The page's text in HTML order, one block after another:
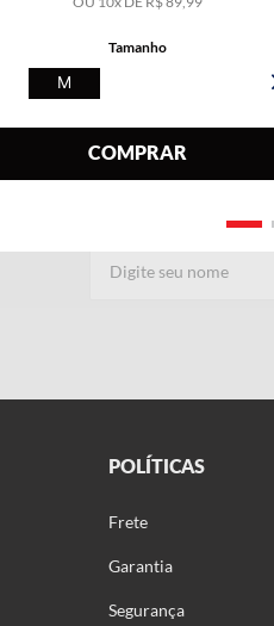
Tamanho
M
COMPRAR
POLÍTICAS
Frete
Garantia
Segurança